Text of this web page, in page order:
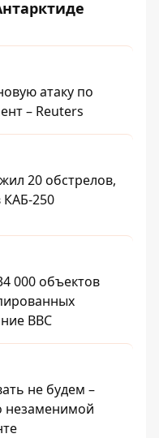
атаку по
– Reuters
20 обстрелов,
КАБ-250
000 объектов
BBC
не будем –
незаменимой